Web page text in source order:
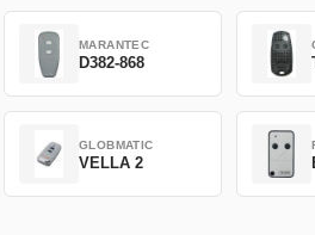
MARANTEC
D382-868
GLOBMATIC
VELLA 2